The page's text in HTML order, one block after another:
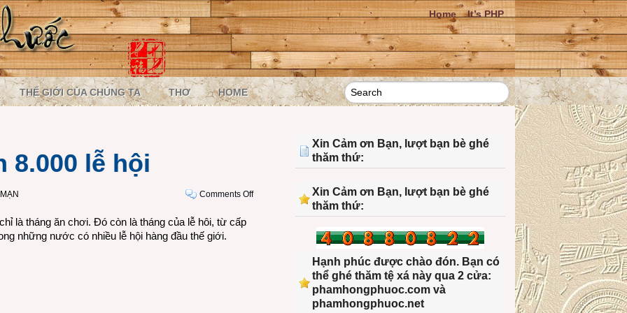
Home It’s PHP
THẾ GIỚI CỦA CHÚNG TA THƠ HOME
8.000 lễ hội
Comments Offon
là tháng ăn chơi. Đó còn là tháng của lễ hôi, từ cấp
những nước có nhiều lễ hội hàng đầu thế giới.
Xin Cảm ơn Bạn, lượt bạn bè ghé
thăm thứ:
Xin Cảm ơn Bạn, lượt bạn bè ghé
thăm thứ:
Hạnh phúc được chào đón. Bạn có
thể ghé thăm tệ xá này qua 2 cửa:
phamhongphuoc.com và
phamhongphuoc.net